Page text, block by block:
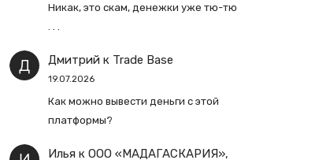
Никак, это скам, денежки уже тю-тю
Дмитрийк Trade Base
19.07.2026
Как можно вывести деньги с этой
платформы?
Ильяк ООО «МАДАГАСКАРИЯ»,